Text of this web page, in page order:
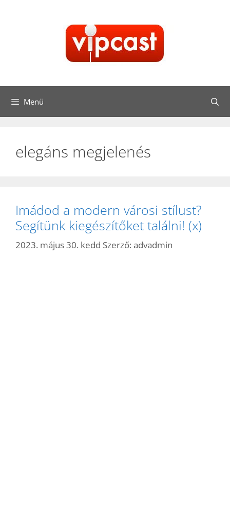
Menü
elegáns megjelenés
Imádod a modern városi stílust?
Segítünk kiegészítőket találni! (x)
2023. május 30. kedd Szerző: advadmin